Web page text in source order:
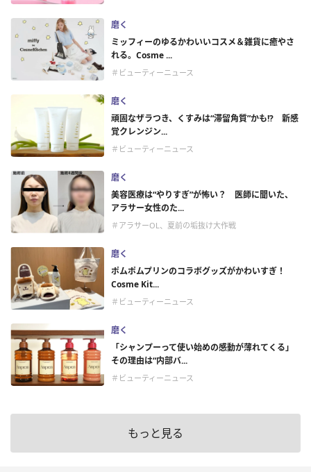
磨く
ミッフィーのゆるかわいいコスメ＆雑貨に癒やさ
れる。Cosme ...
＃ビューティーニュース
磨く
頑固なザラつき、くすみは“滞留角質”かも!? 新感
覚クレンジン...
＃ビューティーニュース
磨く
美容医療は“やりすぎ”が怖い？ 医師に聞いた、
アラサー女性のた...
＃アラサーOL、夏前の垢抜け大作戦
磨く
ポムポムプリンのコラボグッズがかわいすぎ！
Cosme Kit...
＃ビューティーニュース
磨く
「シャンプーって使い始めの感動が薄れてくる」
その理由は“内部バ...
＃ビューティーニュース
もっと見る